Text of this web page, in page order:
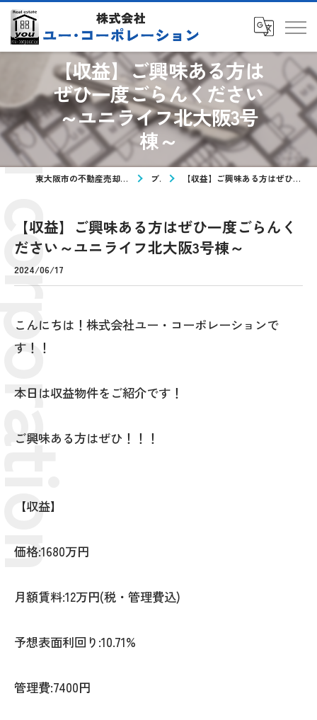
【収益】ご興味ある方は
ぜひ一度ごらんください
～ユニライフ北大阪3号
棟～
東大阪市の不動産売却なら株式会社ユー・コーポレーション ブログ 【収益】ご興味ある方はぜひ一度ごらんください～ユニライフ北大阪3号棟～
【収益】ご興味ある方はぜひ一度ごらんく
ださい～ユニライフ北大阪3号棟～
2024/06/17
こんにちは！株式会社ユー・コーポレーションで
す！！
本日は収益物件をご紹介です！
ご興味ある方はぜひ！！！
【収益】
価格:1680万円
月額賃料:12万円(税・管理費込)
予想表面利回り:10.71%
管理費:7400円